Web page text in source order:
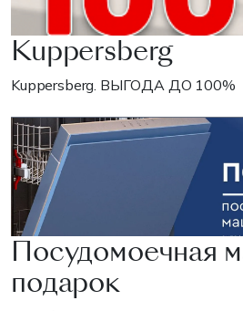
Kuppersberg
Kuppersberg. ВЫГОДА ДО 100%
Посудомоечная
подарок